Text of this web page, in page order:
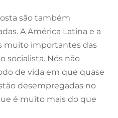
são também
A América Latina e a
muito importantes das
socialista. Nós não
de vida em que quase
desempregadas no
é muito mais do que